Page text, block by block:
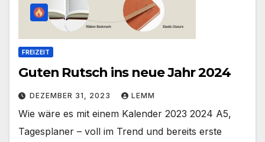
FREIZEIT
Guten Rutsch ins neue Jahr 2024
DEZEMBER 31, 2023 LEMM
Wie wäre es mit einem Kalender 2023 2024 A5,
Tagesplaner – voll im Trend und bereits erste